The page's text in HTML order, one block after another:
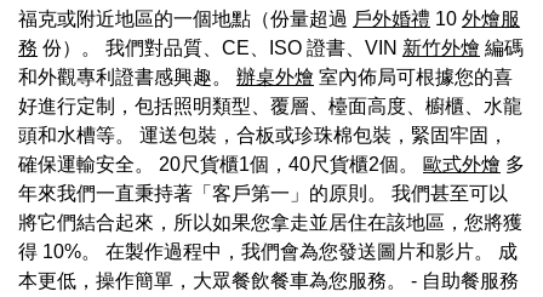
福克或附近地區的一個地點（份量超過 戶外婚禮 10 外燴服
務 份）。 我們對品質、CE、ISO 證書、VIN 新竹外燴 編碼
和外觀專利證書感興趣。 辦桌外燴 室內佈局可根據您的喜
好進行定制，包括照明類型、覆層、檯面高度、櫥櫃、水龍
頭和水槽等。 運送包裝，合板或珍珠棉包裝，緊固牢固，
確保運輸安全。 20尺貨櫃1個，40尺貨櫃2個。
歐式外燴 多
年來我們一直秉持著「客戶第一」的原則。 我們甚至可以
將它們結合起來，所以如果您拿走並居住在該地區，您將獲
得 10%。 在製作過程中，我們會為您發送圖片和影片。 成
本更低，操作簡單，大眾餐飲餐車為您服務。 - 自助餐服務